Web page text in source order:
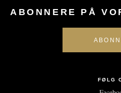
ABONNERE PÅ
FØLG